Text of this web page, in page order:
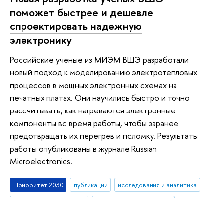
поможет быстрее и дешевле
спроектировать надежную
электронику
Российские ученые из МИЭМ ВШЭ разработали
новый подход к моделированию электротепловых
процессов в мощных электронных схемах на
печатных платах. Они научились быстро и точно
рассчитывать, как нагреваются электронные
компоненты во время работы, чтобы заранее
предотвращать их перегрев и поломку. Результаты
работы опубликованы в журнале Russian
Microelectronics.
Приоритет 2030 публикации
исследования и аналитика